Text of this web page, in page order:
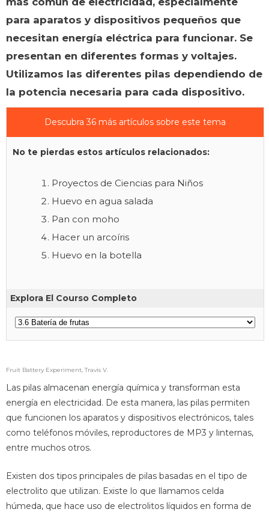
para aparatos y dispositivos pequeños que
necesitan energía eléctrica para funcionar. Se
presentan en diferentes formas y voltajes.
Utilizamos las diferentes pilas dependiendo de
la potencia necesaria para cada dispositivo.
Descubra 36 más artículos sobre este tema
No te pierdas estos artículos relacionados:
Proyectos de Ciencias para Niños
Huevo en agua salada
Pan con moho
Hacer un arcoíris
Huevo en la botella
Explora El Courso Completo
Fruit Battery Experiment, Travis V.
Las pilas almacenan energía química y transforman esta
energía en electricidad. De esta manera, las pilas permiten
que funcionen los aparatos y dispositivos electrónicos, tales
como teléfonos móviles, reproductores de MP3 y linternas,
entre muchos otros.
Existen dos tipos principales de pilas basadas en el tipo de
electrolito que utilizan. Existe lo que llamamos celda
húmeda, que hace uso de electrolitos líquidos en forma de